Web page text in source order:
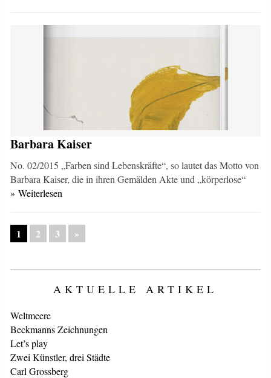
Barbara Kaiser
No. 02/2015 „Farben sind Lebenskräfte“, so lautet das Motto von
Barbara Kai­ser, die in ihren Gemälden Akte und „körperlose“
» Weiterlesen
1 2 3 »
AKTUELLE ARTIKEL
Weltmeere
Beckmanns Zeichnungen
Let’s play
Zwei Künstler, drei Städte
Carl Grossberg